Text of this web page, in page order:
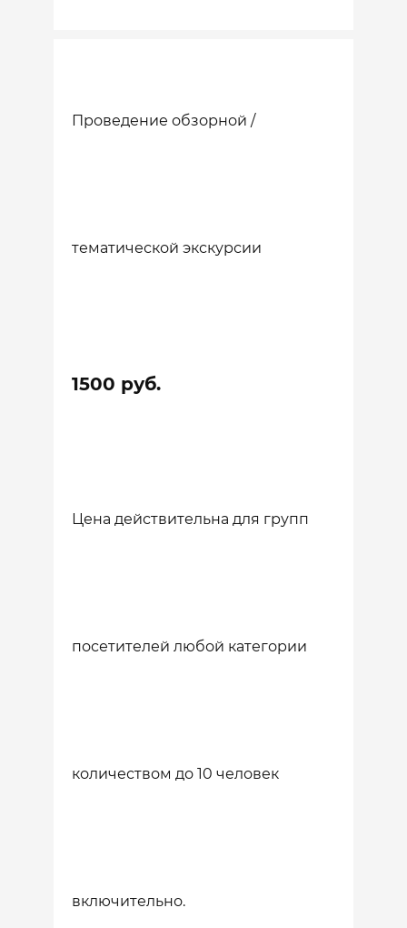
Проведение обзорной /
тематической экскурсии
1500 руб.
Цена действительна для групп
посетителей любой категории
количеством до 10 человек
включительно.